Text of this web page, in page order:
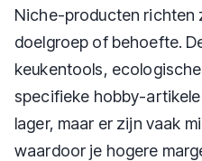
Niche-producten richten
doelgroep of behoefte.
keukentools,
specifieke hobby-
lager, maar er zijn vaak
waardoor je hogere